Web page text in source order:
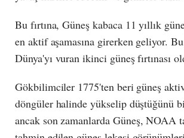
Bu fırtına, Güneş kabaca 11 yıllık
en aktif aşamasına girerken geliyor.
Dünya'yı vuran ikinci güneş fırtınası
Gökbilimciler 1775'ten beri güneş
döngüler halinde yükselip düştüğünü
ancak son zamanlarda Güneş, NOAA